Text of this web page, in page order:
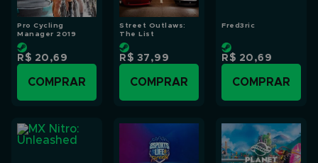
Pro Cycling
Manager 2019
R$ 20,69
COMPRAR
Street Outlaws:
The List
R$ 37,99
COMPRAR
Fred3ric
R$ 20,69
COMPRAR